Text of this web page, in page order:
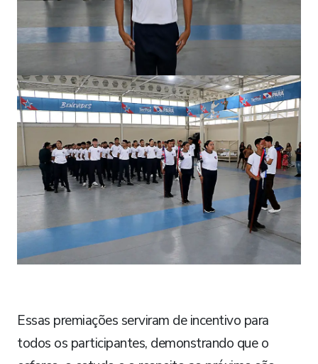
Essas premiações serviram de incentivo para
todos os participantes, demonstrando que o